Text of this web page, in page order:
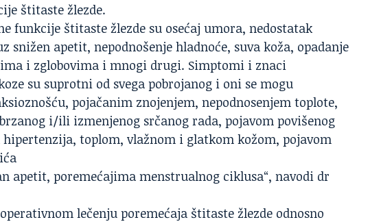
štitaste žlezde.
funkcije štitaste žlezde su osećaj umora, nedostatak
snižen apetit, nepodnošenje hladnoće, suva koža, opadanje
i zglobovima i mnogi drugi. Simptomi i znaci
su suprotni od svega pobrojanog i oni se mogu
pojačanim znojenjem, nepodnosenjem toplote,
i/ili izmenjenog srčanog rada, pojavom povišenog
toplom, vlažnom i glatkom kožom, pojavom
apetit, poremećajima menstrualnog ciklusa“, navodi dr
lečenju poremećaja štitaste žlezde odnosno